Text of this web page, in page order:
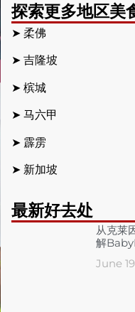
探索更多地区美
➤ 柔佛
➤ 吉隆坡
➤ 槟城
➤ 马六甲
➤ 霹雳
➤ 新加坡
最新好去处
从克莱
解
June